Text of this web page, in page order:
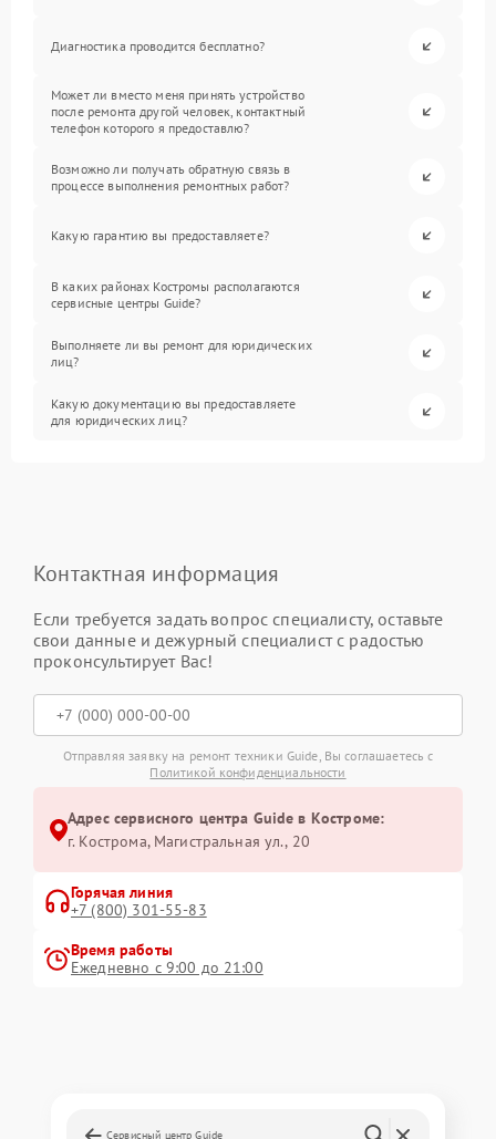
Диагностика проводится бесплатно?
Может ли вместо меня принять устройство
после ремонта другой человек, контактный
телефон которого я предоставлю?
Возможно ли получать обратную связь в
процессе выполнения ремонтных работ?
Какую гарантию вы предоставляете?
В каких районах Костромы располагаются
сервисные центры Guide?
Выполняете ли вы ремонт для юридических
лиц?
Какую документацию вы предоставляете
для юридических лиц?
Контактная информация
Если требуется задать вопрос специалисту, оставьте
свои данные и дежурный специалист с радостью
проконсультирует Вас!
Отправляя заявку на ремонт техники Guide, Вы соглашаетесь с
Политикой конфиденциальности
Адрес сервисного центра Guide в Костроме:
г. Кострома, Магистральная ул., 20
Горячая линия
+7 (800) 301-55-83
Время работы
Ежедневно с 9:00 до 21:00
Сервисный центр Guide